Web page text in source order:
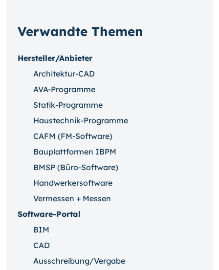
Verwandte Themen
Hersteller/Anbieter
Architektur-CAD
AVA-Programme
Statik-Programme
Haustechnik-Programme
CAFM (FM-Software)
Bauplattformen IBPM
BMSP (Büro-Software)
Handwerkersoftware
Vermessen + Messen
Software-Portal
BIM
CAD
Ausschreibung/Vergabe